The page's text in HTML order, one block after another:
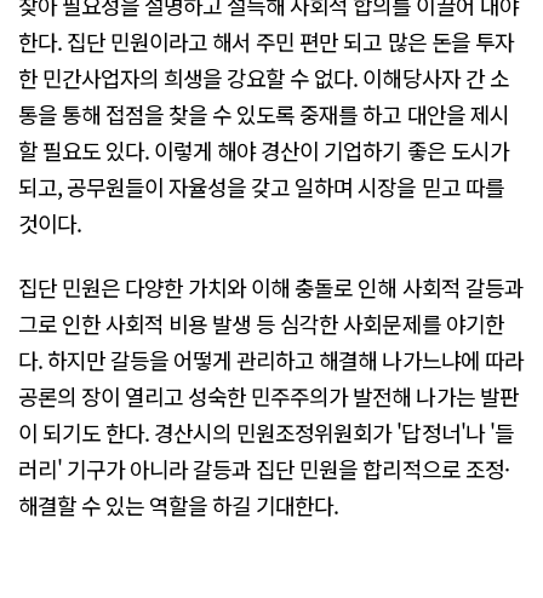
한다. 집단 민원이라고 해서 주민 편만 되고 많은 돈을 투자
한 민간사업자의 희생을 강요할 수 없다. 이해당사자 간 소
통을 통해 접점을 찾을 수 있도록 중재를 하고 대안을 제시
할 필요도 있다. 이렇게 해야 경산이 기업하기 좋은 도시가
되고, 공무원들이 자율성을 갖고 일하며 시장을 믿고 따를
것이다.
집단 민원은 다양한 가치와 이해 충돌로 인해 사회적 갈등과
그로 인한 사회적 비용 발생 등 심각한 사회문제를 야기한
다. 하지만 갈등을 어떻게 관리하고 해결해 나가느냐에 따라
공론의 장이 열리고 성숙한 민주주의가 발전해 나가는 발판
이 되기도 한다. 경산시의 민원조정위원회가 '답정너'나 '들
러리' 기구가 아니라 갈등과 집단 민원을 합리적으로 조정·
해결할 수 있는 역할을 하길 기대한다.